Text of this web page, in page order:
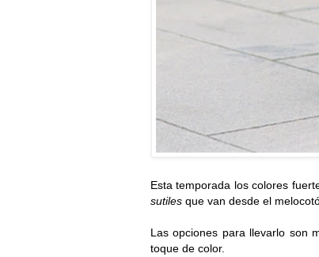
Esta temporada los colores
sutiles que van desde el
Las opciones para llevarlo son
toque de color.